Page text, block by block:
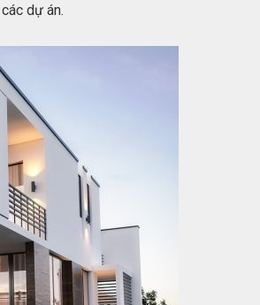
dự án.